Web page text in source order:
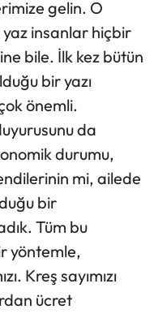
gelin. O
insanlar hiçbir
bile. İlk kez bütün
bir yazı
önemli.
da
durumu,
mi, ailede
bir
Tüm bu
yöntemle,
Kreş sayımızı
ücret